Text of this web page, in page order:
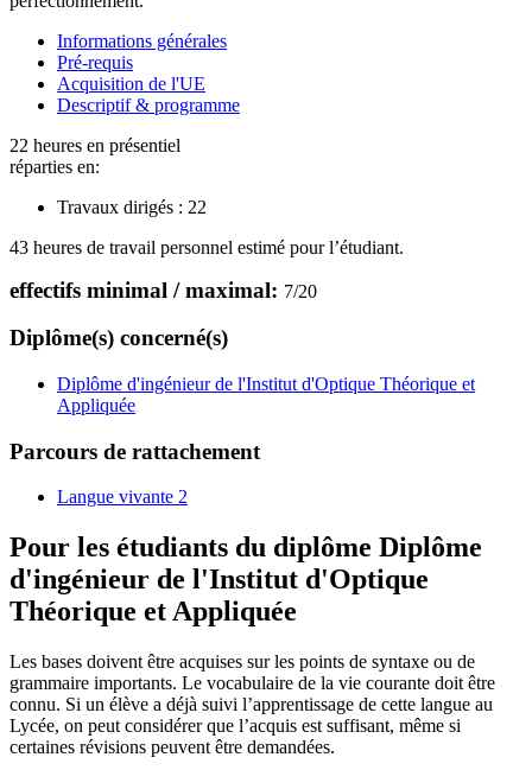
Informations générales
Pré-requis
Acquisition de l'UE
Descriptif & programme
22 heures en présentiel
réparties en:
Travaux dirigés : 22
43 heures de travail personnel estimé pour l’étudiant.
effectifs minimal / maximal: 7/20
Diplôme(s) concerné(s)
Diplôme d'ingénieur de l'Institut d'Optique Théorique et
Appliquée
Parcours de rattachement
Langue vivante 2
Pour les étudiants du diplôme Diplôme
d'ingénieur de l'Institut d'Optique
Théorique et Appliquée
Les bases doivent être acquises sur les points de syntaxe ou de
grammaire importants. Le vocabulaire de la vie courante doit être
connu. Si un élève a déjà suivi l’apprentissage de cette langue au
Lycée, on peut considérer que l’acquis est suffisant, même si
certaines révisions peuvent être demandées.